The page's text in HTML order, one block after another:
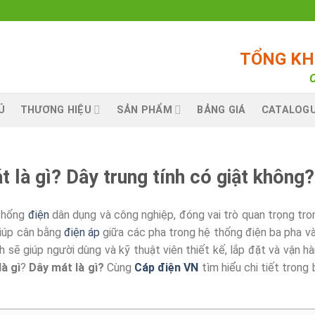
TỔNG
THƯƠNG HIỆU SẢN PHẨM BẢNG GIÁ
là gì? Dây trung tính có giật không?
điệndân dụng và công nghiệp, đóng vai trò quan trọng
cân bằng điện áp giữa các pha trong hệ thống điện ba pha
giúp người dùng và kỹ thuật viên thiết kế, lắp đặt và vận
gì? Dây mát là gì? Cùng Cáp điện VN tìm hiểu chi tiết trong